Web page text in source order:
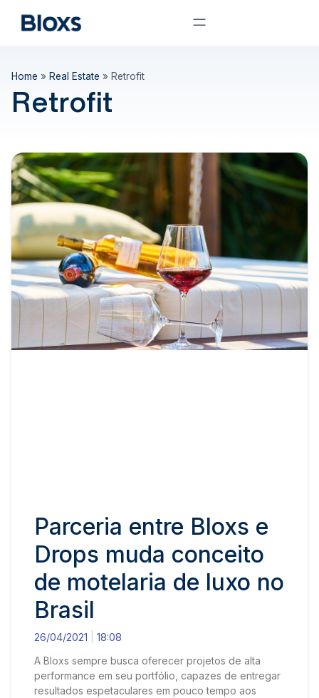
Home » Real Estate » Retrofit
Retrofit
Parceria entre Bloxs e
Drops muda conceito
de motelaria de luxo no
Brasil
26/04/2021
18:08
A Bloxs sempre busca oferecer projetos de alta
performance em seu portfólio, capazes de entregar
resultados espetaculares em pouco tempo aos